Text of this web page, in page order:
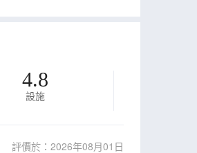
4.8
設施
評價於：2026年08月01日